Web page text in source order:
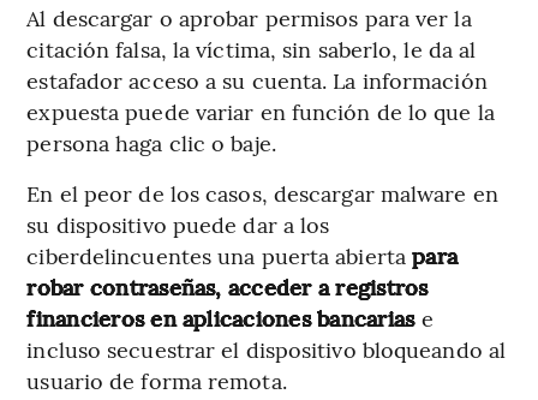
Al descargar o aprobar permisos para ver la
citación falsa, la víctima, sin saberlo, le da al
estafador acceso a su cuenta. La información
expuesta puede variar en función de lo que la
persona haga clic o baje.
En el peor de los casos, descargar malware en
su dispositivo puede dar a los
ciberdelincuentes una puerta abiertapara
robar contraseñas, acceder a registros
financieros en aplicaciones bancarias e
incluso secuestrar el dispositivo bloqueando al
usuario de forma remota.